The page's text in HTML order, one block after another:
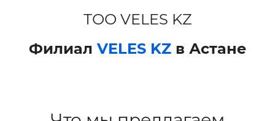
ТОО VELES KZ
Филиал VELES KZ в Астане